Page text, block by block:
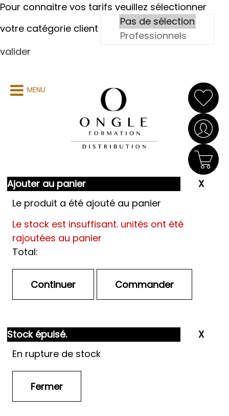
Pour connaitre vos tarifs veuillez sélectionner
votre catégorie client
valider
MENU
Ajouter au panier
Le produit a été ajouté au panier
Le stock est insuffisant. unités ont été
rajoutées au panier
Total:
Stock épuisé.
En rupture de stock